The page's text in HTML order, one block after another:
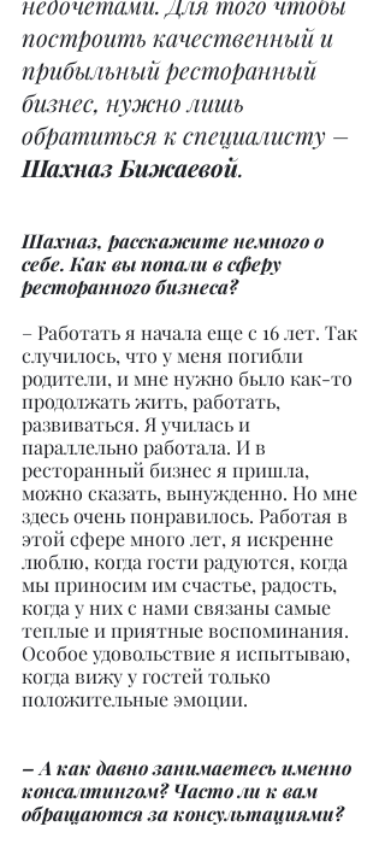
построить качественный и
прибыльный ресторанный
бизнес, нужно лишь
обратиться к специалисту –
Шахназ Бижаевой.
Шахназ, расскажите немного о
себе. Как вы попали в сферу
ресторанного бизнеса?
– Работать я начала еще с 16 лет. Так
случилось, что у меня погибли
родители, и мне нужно было как-то
продолжать жить, работать,
развиваться. Я училась и
параллельно работала. И в
ресторанный бизнес я пришла,
можно сказать, вынужденно. Но мне
здесь очень понравилось. Работая в
этой сфере много лет, я искренне
люблю, когда гости радуются, когда
мы приносим им счастье, радость,
когда у них с нами связаны самые
теплые и приятные воспоминания.
Особое удовольствие я испытываю,
когда вижу у гостей только
положительные эмоции.
– А как давно занимаетесь именно
консалтингом? Часто ли к вам
обращаются за консультациями?